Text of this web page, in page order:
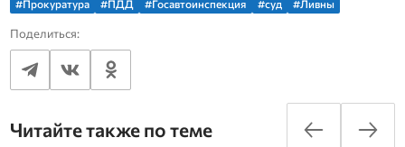
#Прокуратура #ПДД #Госавтоинспекция #суд #Ливны
Поделиться:
Читайте также по теме